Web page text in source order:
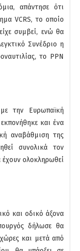
απάντησε ότι
VCRS, το οποίο
συμβεί, ενώ θα
Συνέδριο η
το PPN
την Ευρωπαϊκή
και ένα
αναβάθμιση της
συνολικά τον
ολοκληρωθεί
και οδικό άξονα
δήλωσε θα
και μετά από